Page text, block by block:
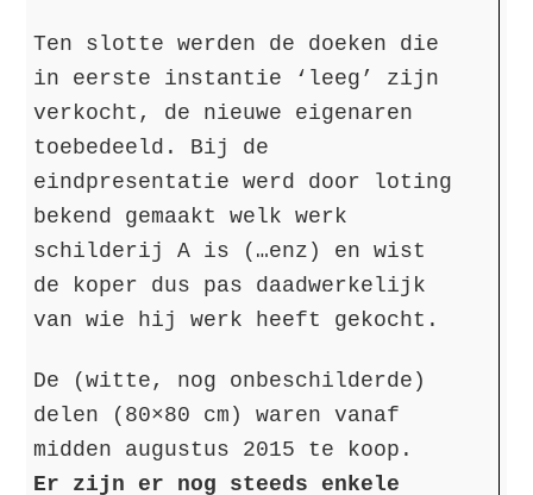
Ten slotte werden de doeken die
in eerste instantie ‘leeg’ zijn
verkocht, de nieuwe eigenaren
toebedeeld. Bij de
eindpresentatie werd door loting
bekend gemaakt welk werk
schilderij A is (…enz) en wist
de koper dus pas daadwerkelijk
van wie hij werk heeft gekocht.
De (witte, nog onbeschilderde)
delen (80×80 cm) waren vanaf
midden augustus 2015 te koop.
Er zijn er nog steeds enkele